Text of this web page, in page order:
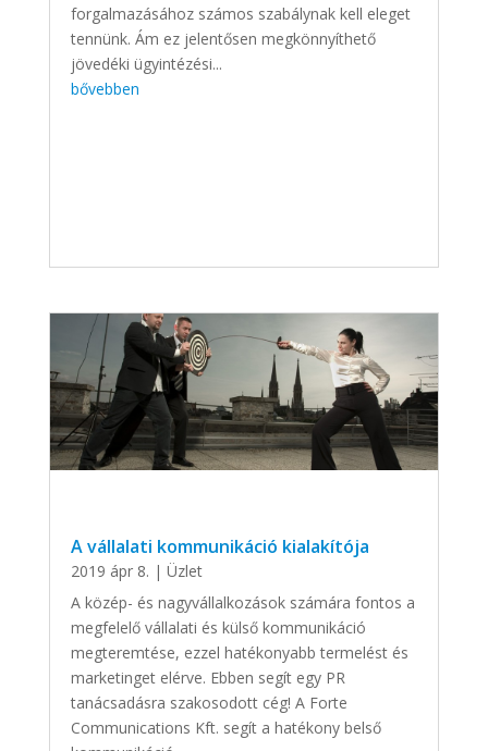
forgalmazásához számos szabálynak kell eleget
tennünk. Ám ez jelentősen megkönnyíthető
jövedéki ügyintézési...
bővebben
A vállalati kommunikáció kialakítója
2019 ápr 8. | Üzlet
A közép- és nagyvállalkozások számára fontos a
megfelelő vállalati és külső kommunikáció
megteremtése, ezzel hatékonyabb termelést és
marketinget elérve. Ebben segít egy PR
tanácsadásra szakosodott cég! A Forte
Communications Kft. segít a hatékony belső